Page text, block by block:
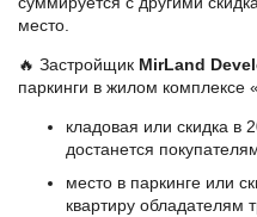
место.
🔥 Застройщик MirLand
паркинги в жилом комплексе
кладовая или скидка в
достанется
место в паркинге или
квартиру обладателям